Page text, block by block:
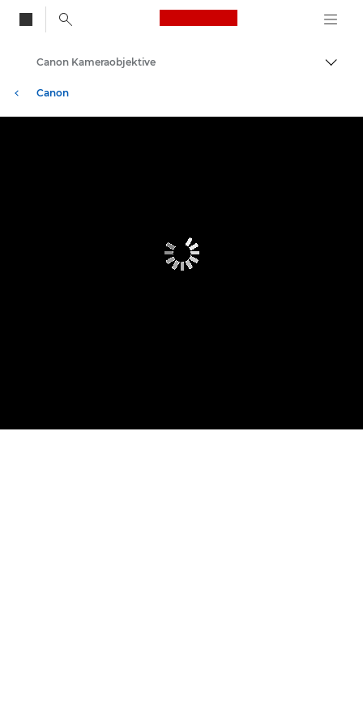
Canon Logo, back
Auf
Canon
Canon Kameraobjektive